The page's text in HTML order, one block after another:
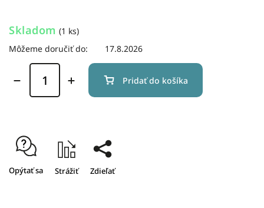
Skladom (1 ks)
Môžeme doručiť do:
17.8.2026
Pridať do košíka
Opýtať sa Strážiť Zdieľať